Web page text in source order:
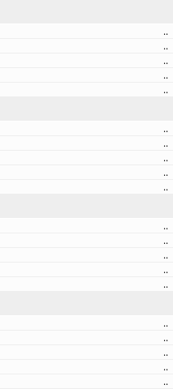
..
..
..
..
..
..
..
..
..
..
..
..
..
..
..
..
..
..
..
..